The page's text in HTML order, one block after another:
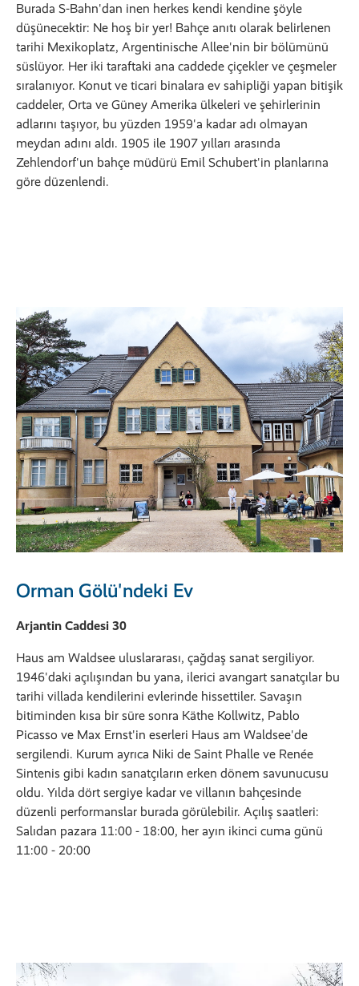
Burada S-Bahn'dan inen herkes kendi kendine şöyle
düşünecektir: Ne hoş bir yer! Bahçe anıtı olarak belirlenen
tarihi Mexikoplatz, Argentinische Allee'nin bir bölümünü
süslüyor. Her iki taraftaki ana caddede çiçekler ve çeşmeler
sıralanıyor. Konut ve ticari binalara ev sahipliği yapan bitişik
caddeler, Orta ve Güney Amerika ülkeleri ve şehirlerinin
adlarını taşıyor, bu yüzden 1959'a kadar adı olmayan
meydan adını aldı. 1905 ile 1907 yılları arasında
Zehlendorf'un bahçe müdürü Emil Schubert'in planlarına
göre düzenlendi.
Orman Gölü'ndeki Ev
Arjantin Caddesi 30
Haus am Waldsee uluslararası, çağdaş sanat sergiliyor.
1946'daki açılışından bu yana, ilerici avangart sanatçılar bu
tarihi villada kendilerini evlerinde hissettiler. Savaşın
bitiminden kısa bir süre sonra Käthe Kollwitz, Pablo
Picasso ve Max Ernst'in eserleri Haus am Waldsee'de
sergilendi. Kurum ayrıca Niki de Saint Phalle ve Renée
Sintenis gibi kadın sanatçıların erken dönem savunucusu
oldu. Yılda dört sergiye kadar ve villanın bahçesinde
düzenli performanslar burada görülebilir. Açılış saatleri:
Salıdan pazara 11:00 - 18:00, her ayın ikinci cuma günü
11:00 - 20:00